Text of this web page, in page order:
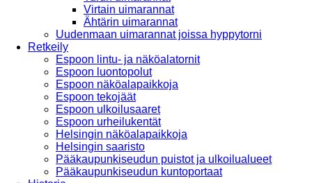
Virtain uimarannat
Ähtärin uimarannat
Uudenmaan uimarannat joissa hyppytorni
Retkeily
Espoon lintu- ja näköalatornit
Espoon luontopolut
Espoon näköalapaikkoja
Espoon tekojäät
Espoon ulkoilusaaret
Espoon urheilukentät
Helsingin näköalapaikkoja
Helsingin saaristo
Pääkaupunkiseudun puistot ja ulkoilualueet
Pääkaupunkiseudun kuntoportaat